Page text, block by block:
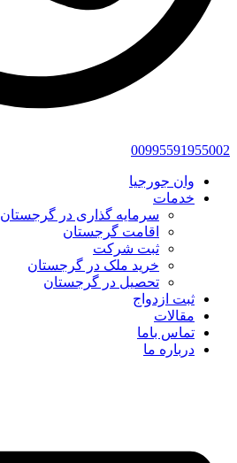
00995591955002
وان جورجیا
خدمات
سرمایه گذاری در گرجستان
اقامت گرجستان
ثبت شرکت
خرید ملک در گرجستان
تحصیل در گرجستان
ثبت ازدواج
مقالات
تماس باما
درباره ما